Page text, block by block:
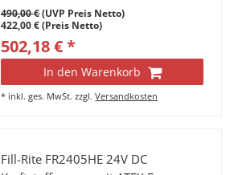
490,00 €(UVP Preis Netto)
422,00 € (Preis Netto)
502,18 € *
In den Warenkorb
* inkl. ges. MwSt. zzgl.Versandkosten
Fill-Rite FR2405HE 24V DC